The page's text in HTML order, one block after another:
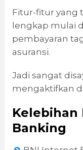
Fitur-fitur yang
lengkap mulai
pembayaran
asuransi.
Jadi sangat
mengaktifkan
Banking